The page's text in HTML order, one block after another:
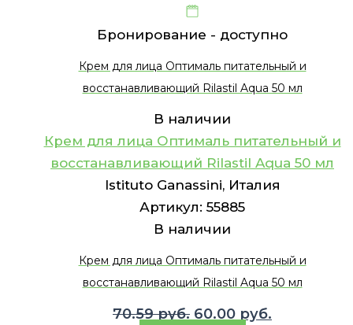
Бронирование - доступно
Крем для лица Оптималь питательный и
восстанавливающий Rilastil Aqua 50 мл
В наличии
Крем для лица Оптималь питательный и
восстанавливающий Rilastil Aqua 50 мл
Istituto Ganassini, Италия
Артикул: 55885
В наличии
Крем для лица Оптималь питательный и
восстанавливающий Rilastil Aqua 50 мл
70.59руб. Первоначальная
60.00 руб.